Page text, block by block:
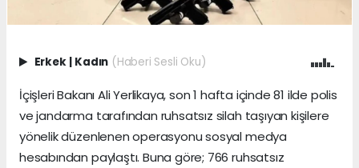
Erkek | Kadın (Haberi Sesli Oku)
İçişleri Bakanı Ali Yerlikaya, son 1 hafta içinde 81 ilde polis
ve jandarma tarafından ruhsatsız silah taşıyan kişilere
yönelik düzenlenen operasyonu sosyal medya
hesabından paylaştı. Buna göre; 766 ruhsatsız